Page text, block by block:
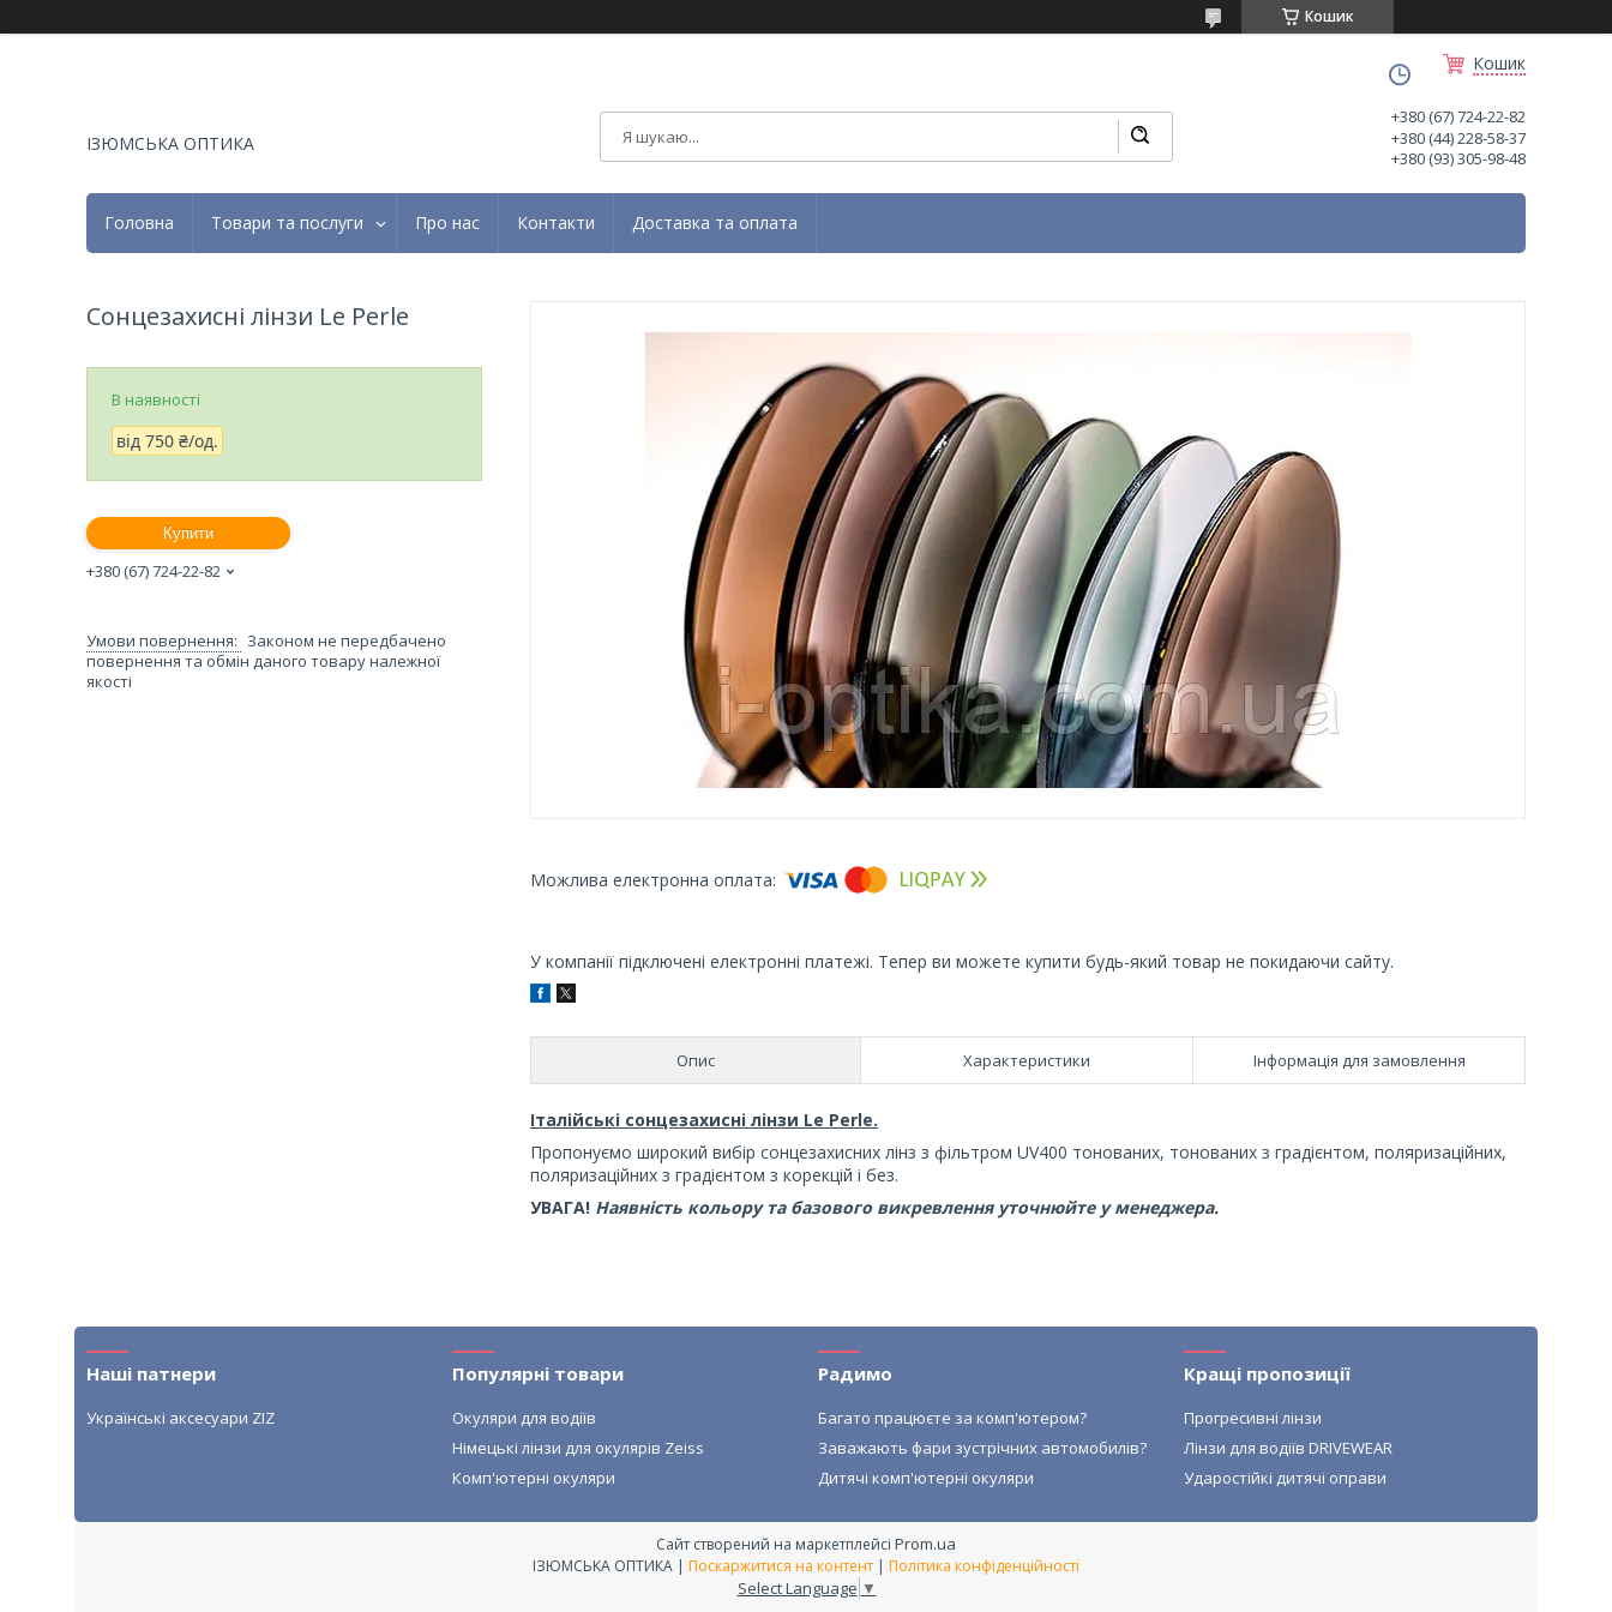
Кошик
Кошик
ІЗЮМСЬКА ОПТИКА
+380 (67) 724-22-82
+380 (44) 228-58-37
+380 (93) 305-98-48
Головна Товари та послуги Про нас Контакти Доставка та оплата
У компанії підключені електронні платежі. Тепер ви можете купити будь-який товар не покидаючи сайту.
Опис Характеристики Інформація для замовлення
Італійські сонцезахисні лінзи Le Perle.
Пропонуємо широкий вибір сонцезахисних лінз з фільтром UV400 тонованих, тонованих з градієнтом, поляризаційних,
поляризаційних з градієнтом з корекцій і без.
УВАГА! Наявність кольору та базового викревленняуточнюйте у менеджера.
Сонцезахисні лінзи Le Perle
В наявності
від 750 ₴/од.
Купити
+380 (67) 724-22-82
Законом не передбачено
повернення та обмін даного товару належної
якості
Наші патнери
Українські аксесуари ZIZ
Популярні товари
Окуляри для водіїв
Німецькі лінзи для окулярів Zeiss
Комп'ютерні окуляри
Радимо
Багато працюєте за комп'ютером?
Заважають фари зустрічних автомобилів?
Дитячі комп'ютерні окуляри
Кращі пропозиції
Прогресивні лінзи
Лінзи для водіїв DRIVEWEAR
Ударостійкі дитячі оправи
Сайт створений на маркетплейсі Prom.ua
ІЗЮМСЬКА ОПТИКА | Поскаржитися на контент | Політика конфіденційності
Select Language ▼